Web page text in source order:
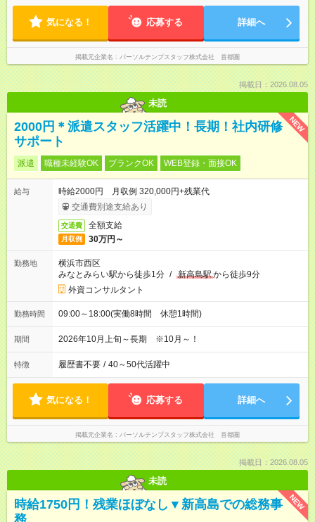
気になる！ 応募する 詳細へ
掲載元企業名 パーソルテンプスタッフ株式会社 首都圏
掲載日：2026.08.05
未読
NEW
2000円＊派遣スタッフ活躍中！長期！社内研修
サポート
派遣 職種未経験OK ブランクOK WEB登録・面接OK
給与
時給2000円 月収例 320,000円+残業代
交通費別途支給あり
交通費 全額支給
月収例 30万円～
勤務地
横浜市西区
みなとみらい駅から徒歩1分 / 新高島駅から徒歩9分
外資コンサルタント
勤務時間 09:00～18:00(実働8時間 休憩1時間)
期間 2026年10月上旬～長期 ※10月～！
特徴 履歴書不要 / 40～50代活躍中
気になる！ 応募する 詳細へ
掲載元企業名 パーソルテンプスタッフ株式会社 首都圏
掲載日：2026.08.05
未読
NEW
時給1750円！残業ほぼなし▼新高島での総務事
務